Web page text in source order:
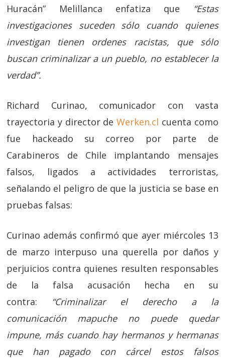
Huracán” Melillanca enfatiza que
“Estas
investigaciones suceden sólo cuando quienes
investigan tienen ordenes racistas, que sólo
buscan criminalizar a un pueblo, no establecer la
verdad”.
Richard Curinao, comunicador con vasta
trayectoria y director deWerken.cl cuenta como
fue hackeado su correo por parte de
Carabineros de Chile implantando mensajes
falsos, ligados a actividades terroristas,
señalando el peligro de que la justicia se base en
pruebas falsas:
Curinao además confirmó que ayer miércoles 13
de marzo interpuso una querella por daños y
perjuicios contra quienes resulten responsables
de la falsa acusación hecha en su
contra: “Criminalizar el derecho a la
comunicación mapuche no puede quedar
impune, más cuando hay hermanos y hermanas
que han pagado con cárcel estos falsos